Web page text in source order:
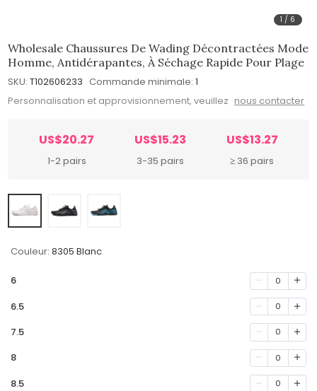
1 / 6
Wholesale Chaussures De Wading Décontractées Mode
Homme, Antidérapantes, À Séchage Rapide Pour Plage
SKU: T102606233 Commande minimale: 1
Personnalisation et approvisionnement, veuillez nous contacter
US$20.27
1-2 pairs
US$15.23
3-35 pairs
US$13.27
≥ 36 pairs
Couleur: 8305 Blanc
6 0
6.5 0
7.5 0
8 0
8.5 0